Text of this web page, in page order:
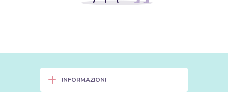
+ INFORMAZIONI